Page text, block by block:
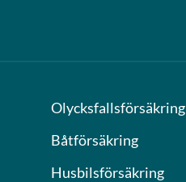
Olycksfallsförsäkring
Båtförsäkring
Husbilsförsäkring